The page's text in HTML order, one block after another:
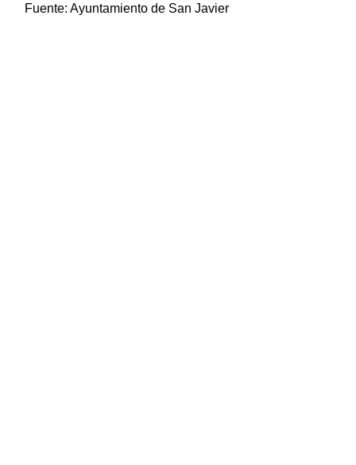
Fuente: Ayuntamiento de San Javier